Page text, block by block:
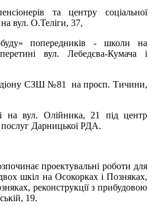
та центру соціальної
на вул. О.Теліги, 37,
попередників - школи на
вул. Лебедєва-Кумача і
СЗШ №81 на просп. Тичини,
на вул. Олійника, 21 під центр
послуг Дарницької РДА.
проектувальні роботи для
шкіл на Осокорках і Позняках,
реконструкції з прибудовою
19.